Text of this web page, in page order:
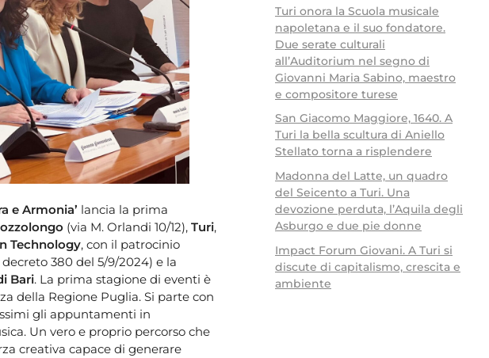
e Armonia’ lancia la prima
(via M. Orlandi 10/12), Turi,
Technology, con il patrocinio
decreto 380 del 5/9/2024) e la
Bari. La prima stagione di eventi è
della Regione Puglia. Si parte con
gli appuntamenti in
Un vero e proprio percorso che
creativa capace di generare
Turi onora la Scuola musicale
napoletana e il suo fondatore.
Due serate culturali
all’Auditorium nel segno di
Giovanni Maria Sabino, maestro
e compositore turese
San Giacomo Maggiore, 1640. A
Turi la bella scultura di Aniello
Stellato torna a risplendere
Madonna del Latte, un quadro
del Seicento a Turi. Una
devozione perduta, l’Aquila degli
Asburgo e due pie donne
Impact Forum Giovani. A Turi si
discute di capitalismo, crescita e
ambiente